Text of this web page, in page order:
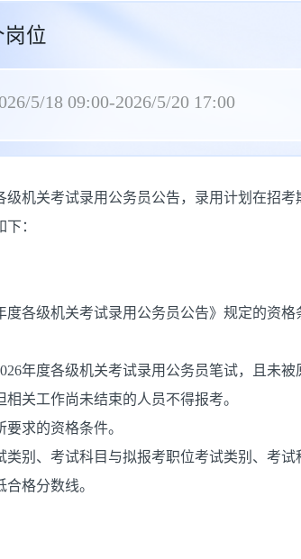
岗位
5/18 09:00-2026/5/20 17:00
级机关考试录用公务员公告，录用计划在招
：
度各级机关考试录用公务员公告》规定的资
年度各级机关考试录用公务员笔试，且未被
关工作尚未结束的人员不得报考。
要求的资格条件。
类别、考试科目与拟报考职位考试类别、考
格分数线。